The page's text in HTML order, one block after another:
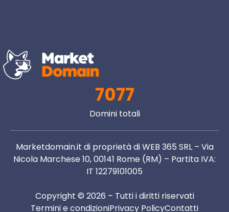
7077
Domini totali
Marketdomain.it di proprietà di WEB 365 SRL – Via
Nicola Marchese 10, 00141 Rome (RM) – Partita IVA:
IT 12279101005
Copyright © 2026 – Tutti i diritti riservati
Termini e condizioniPrivacy PolicyContatti